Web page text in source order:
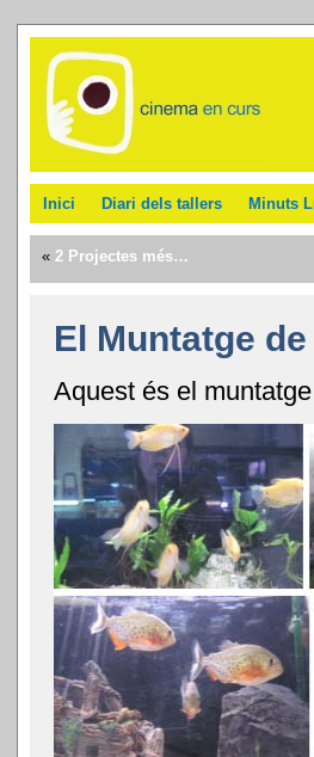
Inici Diari dels tallers Minuts
« 2 Projectes més…
El Muntatge
Aquest és el